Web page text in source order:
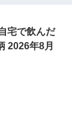
宅で飲んだ
2026年8月